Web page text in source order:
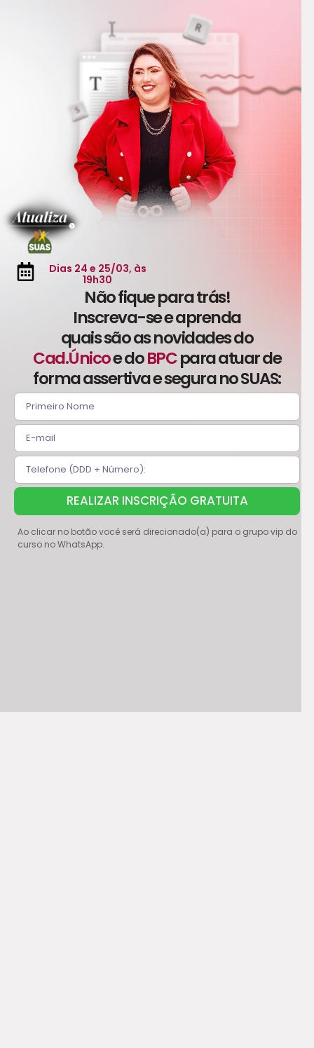
Dias 24 e 25/03, às
19h30
Não fique para trás!
Inscreva-se e aprenda
quais são as novidades do
Cad.Únicoe doBPCpara atuar de
forma assertiva e segura no SUAS:
REALIZAR INSCRIÇÃO GRATUITA
Ao clicar no botão você será direcionado(a) para o grupo vip do
curso no WhatsApp.